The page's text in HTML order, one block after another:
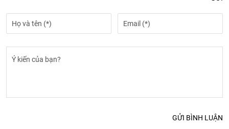
GỬI BÌNH LUẬN